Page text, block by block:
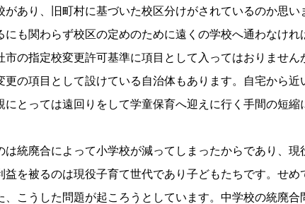
あり、旧町村に基づいた校区分けがされているのか思
も関わらず校区の定めのために遠くの学校へ通わなけれ
の指定校変更許可基準に項目として入ってはおりませ
更の項目として設けている自治体もあります。自宅から
とっては遠回りをして学童保育へ迎えに行く手間の短
統廃合によって小学校が減ってしまったからであり、
益を被るのは現役子育て世代であり子どもたちです。せ
こうした問題が起ころうとしています。中学校の統廃合